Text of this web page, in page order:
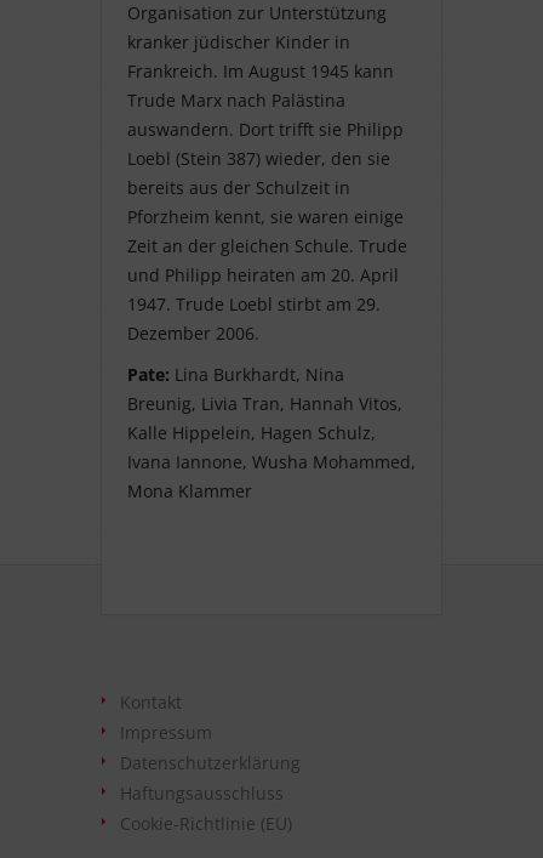
Organisation zur Unterstützung
kranker jüdischer Kinder in
Frankreich. Im August 1945 kann
Trude Marx nach Palästina
auswandern. Dort trifft sie Philipp
Loebl (Stein 387) wieder, den sie
bereits aus der Schulzeit in
Pforzheim kennt, sie waren einige
Zeit an der gleichen Schule. Trude
und Philipp heiraten am 20. April
1947. Trude Loebl stirbt am 29.
Dezember 2006.
Pate: Lina Burkhardt, Nina
Breunig, Livia Tran, Hannah Vitos,
Kalle Hippelein, Hagen Schulz,
Ivana Iannone, Wusha Mohammed,
Mona Klammer
Kontakt
Impressum
Datenschutzerklärung
Haftungsausschluss
Cookie-Richtlinie (EU)